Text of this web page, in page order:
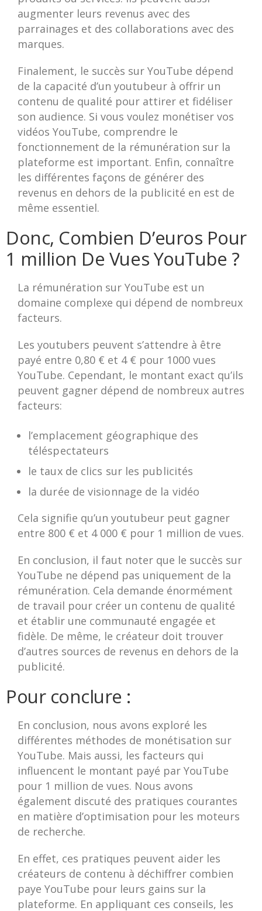
augmenter leurs revenus avec des
parrainages et des collaborations avec des
marques.
Finalement, le succès sur YouTube dépend
de la capacité d’un youtubeur à offrir un
contenu de qualité pour attirer et fidéliser
son audience. Si vous voulez monétiser vos
vidéos YouTube, comprendre le
fonctionnement de la rémunération sur la
plateforme est important. Enfin, connaître
les différentes façons de générer des
revenus en dehors de la publicité en est de
même essentiel.
Donc, Combien D’euros Pour
1 million De Vues YouTube ?
La rémunération sur YouTube est un
domaine complexe qui dépend de nombreux
facteurs.
Les youtubers peuvent s’attendre à être
payé entre 0,80 € et 4 € pour 1000 vues
YouTube. Cependant, le montant exact qu’ils
peuvent gagner dépend de nombreux autres
facteurs:
l’emplacement géographique des
téléspectateurs
le taux de clics sur les publicités
la durée de visionnage de la vidéo
Cela signifie qu’un youtubeur peut gagner
entre 800 € et 4 000 € pour 1 million de vues.
En conclusion, il faut noter que le succès sur
YouTube ne dépend pas uniquement de la
rémunération. Cela demande énormément
de travail pour créer un contenu de qualité
et établir une communauté engagée et
fidèle. De même, le créateur doit trouver
d’autres sources de revenus en dehors de la
publicité.
Pour conclure :
En conclusion, nous avons exploré les
différentes méthodes de monétisation sur
YouTube. Mais aussi, les facteurs qui
influencent le montant payé par YouTube
pour 1 million de vues. Nous avons
également discuté des pratiques courantes
en matière d’optimisation pour les moteurs
de recherche.
En effet, ces pratiques peuvent aider les
créateurs de contenu à déchiffrer combien
paye YouTube pour leurs gains sur la
plateforme. En appliquant ces conseils, les